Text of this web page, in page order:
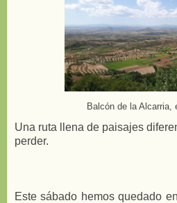
Balcón de la Alcarria,
Una ruta llena de paisajes
perder.
Este sábado hemos quedado